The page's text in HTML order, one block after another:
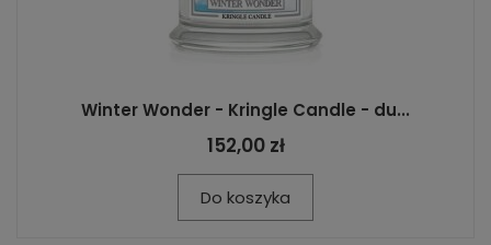
Winter Wonder - Kringle Candle - du...
152,00 zł
Do koszyka